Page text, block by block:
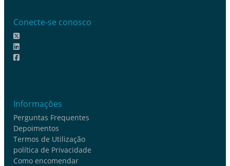
Conecte-se conosco
Informações
Perguntas Frequentes
Depoimentos
Termos de Utilização
política de Privacidade
Como encomendar